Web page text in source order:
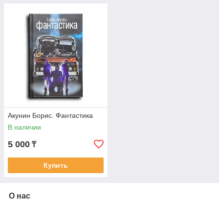
Акунин Борис. Фантастика
В наличии
5 000 ₸
Купить
О нас